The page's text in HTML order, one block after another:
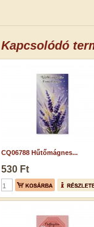
Kapcsolódó
CQ06788 Hűtőmágnes...
530 Ft